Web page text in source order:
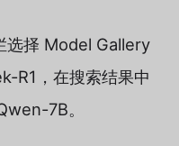
选择 Model Gallery
R1，在搜索结果中
7B。